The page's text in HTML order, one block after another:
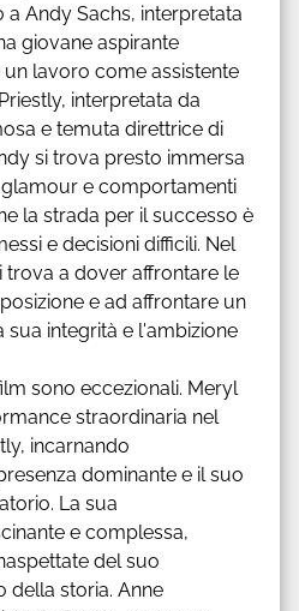
Andy Sachs, interpretata
giovane aspirante
lavoro come assistente
interpretata da
e temuta direttrice di
si trova presto immersa
e comportamenti
la strada per il successo è
e decisioni difficili. Nel
a dover affrontare le
e ad affrontare un
integrità e l'ambizione
sono eccezionali. Meryl
straordinaria nel
incarnando
dominante e il suo
La sua
e complessa,
del suo
della storia. Anne